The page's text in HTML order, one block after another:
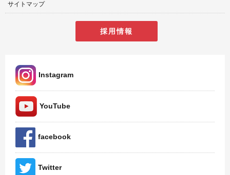
サイトマップ
採用情報
Instagram
YouTube
facebook
Twitter